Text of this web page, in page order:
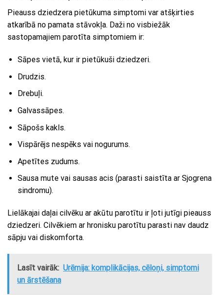
Pieauss dziedzera pietūkuma simptomi var atšķirties
atkarībā no pamata stāvokļa. Daži no visbiežāk
sastopamajiem parotīta simptomiem ir:
Sāpes vietā, kur ir pietūkuši dziedzeri.
Drudzis.
Drebuļi.
Galvassāpes.
Sāpošs kakls.
Vispārējs nespēks vai nogurums.
Apetītes zudums.
Sausa mute vai sausas acis (parasti saistīta ar Sjogrena
sindromu).
Lielākajai daļai cilvēku ar akūtu parotītu ir ļoti jutīgi pieauss
dziedzeri. Cilvēkiem ar hronisku parotītu parasti nav daudz
sāpju vai diskomforta.
Lasīt vairāk: Urēmija: komplikācijas, cēloņi, simptomi
un ārstēšana